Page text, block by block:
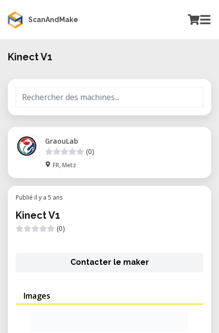
ScanAndMake
Kinect V1
GraouLab
(0)
FR, Metz
Publié il y a 5 ans
Kinect V1
(0)
Contacter le maker
Images